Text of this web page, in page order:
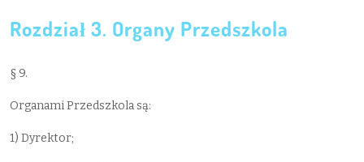
Rozdział 3. Organy Przedszkola
§ 9.
Organami Przedszkola są:
1) Dyrektor;